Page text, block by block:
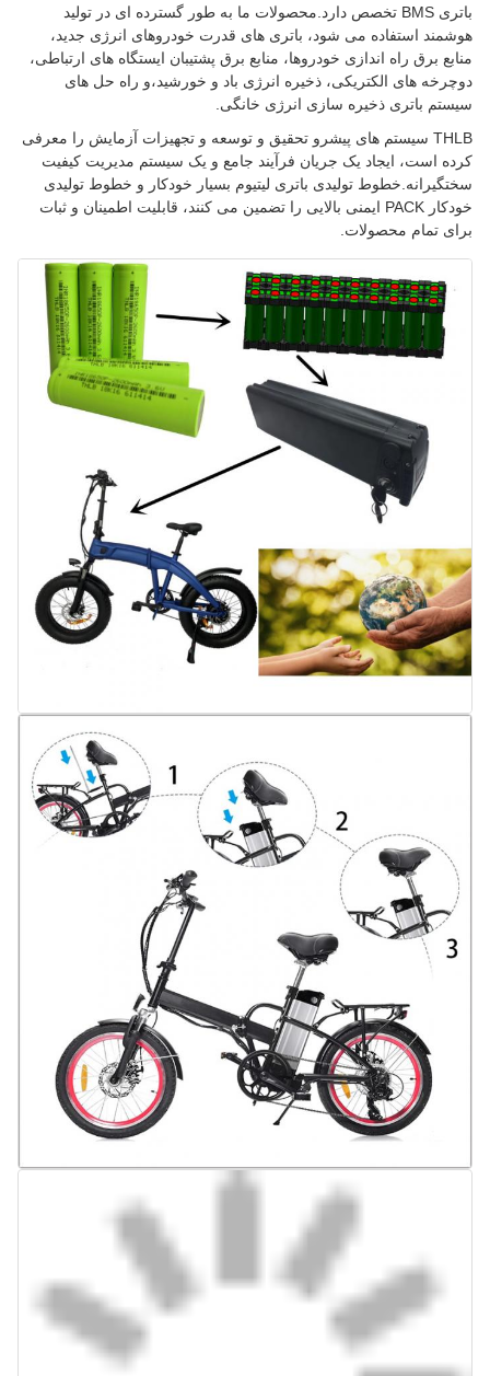
باتری BMS تخصص دارد.محصولات ما به طور گسترده ای در تولید
هوشمند استفاده می شود، باتری های قدرت خودروهای انرژی جدید،
منابع برق راه اندازی خودروها، منابع برق پشتیبان ایستگاه های ارتباطی،
دوچرخه های الکتریکی، ذخیره انرژی باد و خورشید،و راه حل های
سیستم باتری ذخیره سازی انرژی خانگی.
THLB سیستم های پیشرو تحقیق و توسعه و تجهیزات آزمایش را معرفی
کرده است، ایجاد یک جریان فرآیند جامع و یک سیستم مدیریت کیفیت
سختگیرانه.خطوط تولیدی باتری لیتیوم بسیار خودکار و خطوط تولیدی
خودکار PACK ایمنی بالایی را تضمین می کنند، قابلیت اطمینان و ثبات
برای تمام محصولات.